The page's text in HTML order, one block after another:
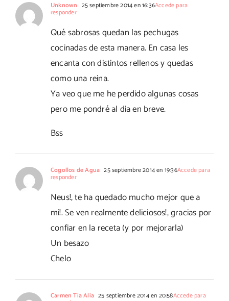
Unknown 25 septiembre 2014 en 16:36Accede para
responder
Qué sabrosas quedan las pechugas
cocinadas de esta manera. En casa les
encanta con distintos rellenos y quedas
como una reina.
Ya veo que me he perdido algunas cosas
pero me pondré al dia en breve.
Bss
Cogollos de Agua 25 septiembre 2014 en 19:36Accede para
responder
Neus!, te ha quedado mucho mejor que a
mi!. Se ven realmente deliciosos!, gracias por
confiar en la receta (y por mejorarla)
Un besazo
Chelo
Carmen Tía Alia 25 septiembre 2014 en 20:58Accede para